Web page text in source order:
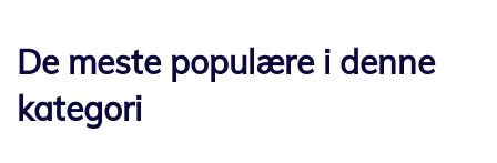
De meste populære i denne
kategori